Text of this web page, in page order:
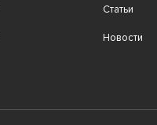
Статьи
Новости